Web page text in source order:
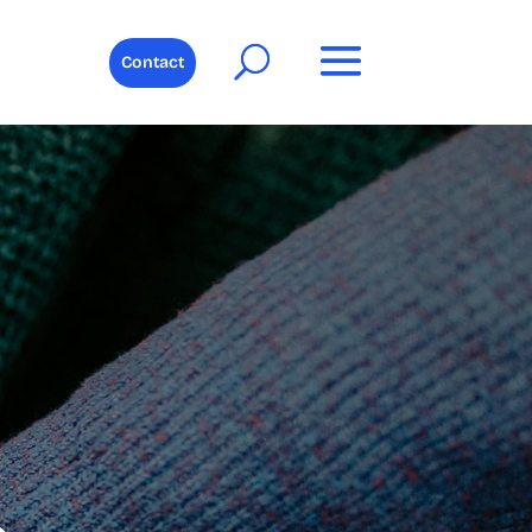
Contact